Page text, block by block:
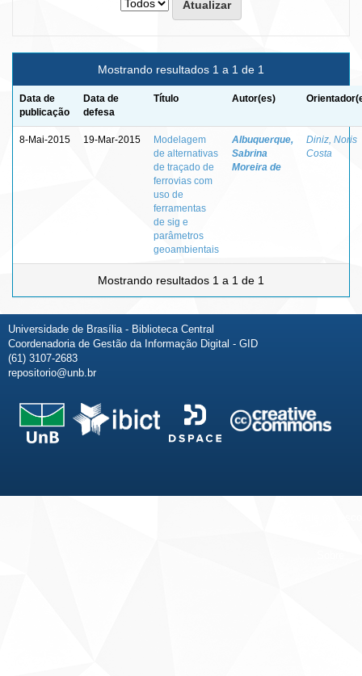
Mostrando resultados 1 a 1 de 1
Data de
publicação
Data de
defesa
Título Autor(es)
8-Mai-2015 19-Mar-2015
Modelagem
de alternativas
de traçado de
ferrovias com
uso de
ferramentas
de sig e
parâmetros
geoambientais
Albuquerque,
Sabrina
Moreira de
Diniz, Noris
Costa
Mostrando resultados 1 a 1 de 1
Universidade de Brasília - Biblioteca Central
Coordenadoria de Gestão da Informação Digital - GID
(61) 3107-2683
repositorio@unb.br